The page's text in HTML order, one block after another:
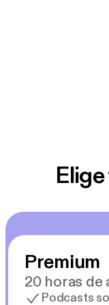
Premium
20 horas de
Podcasts